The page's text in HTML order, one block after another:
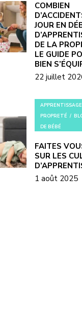
COMBIEN
JOUR EN
DE LA
LE GUIDE
BIEN
22 juillet
APPRENTISSAGE
PROPRETÉ
DE BÉBÉ
FAITES
SUR LES
1 août 2025